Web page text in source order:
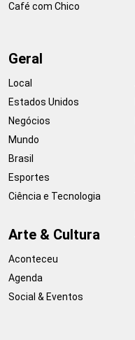
Café com Chico
Geral
Local
Estados Unidos
Negócios
Mundo
Brasil
Esportes
Ciência e Tecnologia
Arte & Cultura
Aconteceu
Agenda
Social & Eventos